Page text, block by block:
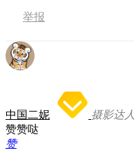
举报
中国二妮 摄影达人
赞赞哒
赞